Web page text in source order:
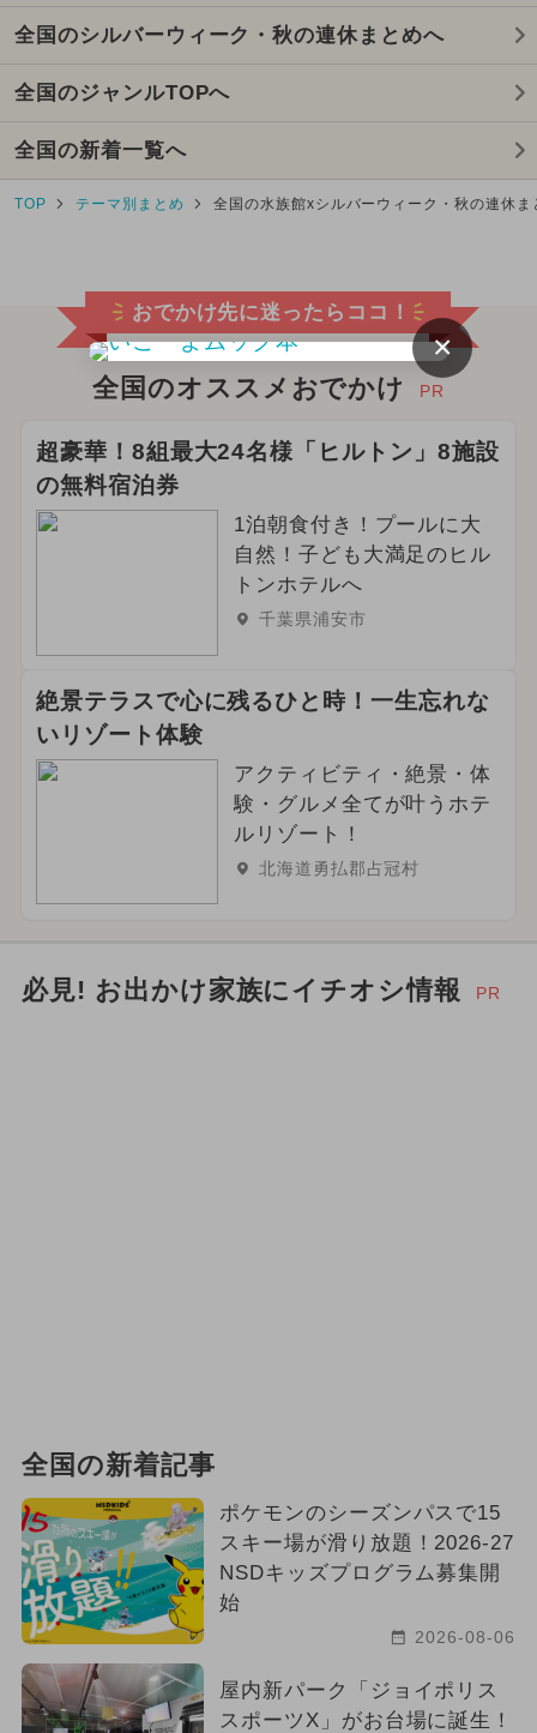
全国のシルバーウィーク・秋の連休まとめへ
全国のジャンルTOPへ
全国の新着一覧へ
TOP テーマ別まとめ 全国の水族館xシルバーウィーク・秋の連休ま
おでかけ先に迷ったらココ！
全国のオススメおでかけ PR
超豪華！8組最大24名様「ヒルトン」8施設
の無料宿泊券
1泊朝食付き！プールに大
自然！子ども大満足のヒル
トンホテルへ
千葉県浦安市
絶景テラスで心に残るひと時！一生忘れな
いリゾート体験
アクティビティ・絶景・体
験・グルメ全てが叶うホテ
ルリゾート！
北海道勇払郡占冠村
必見! お出かけ家族にイチオシ情報 PR
全国の新着記事
ポケモンのシーズンパスで15
スキー場が滑り放題！2026-27
NSDキッズプログラム募集開
始
2026-08-06
屋内新パーク「ジョイポリス
スポーツX」がお台場に誕生！
×